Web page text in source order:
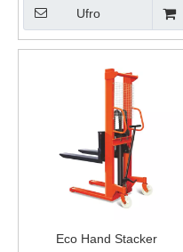
Ufro
Eco Hand Stacker